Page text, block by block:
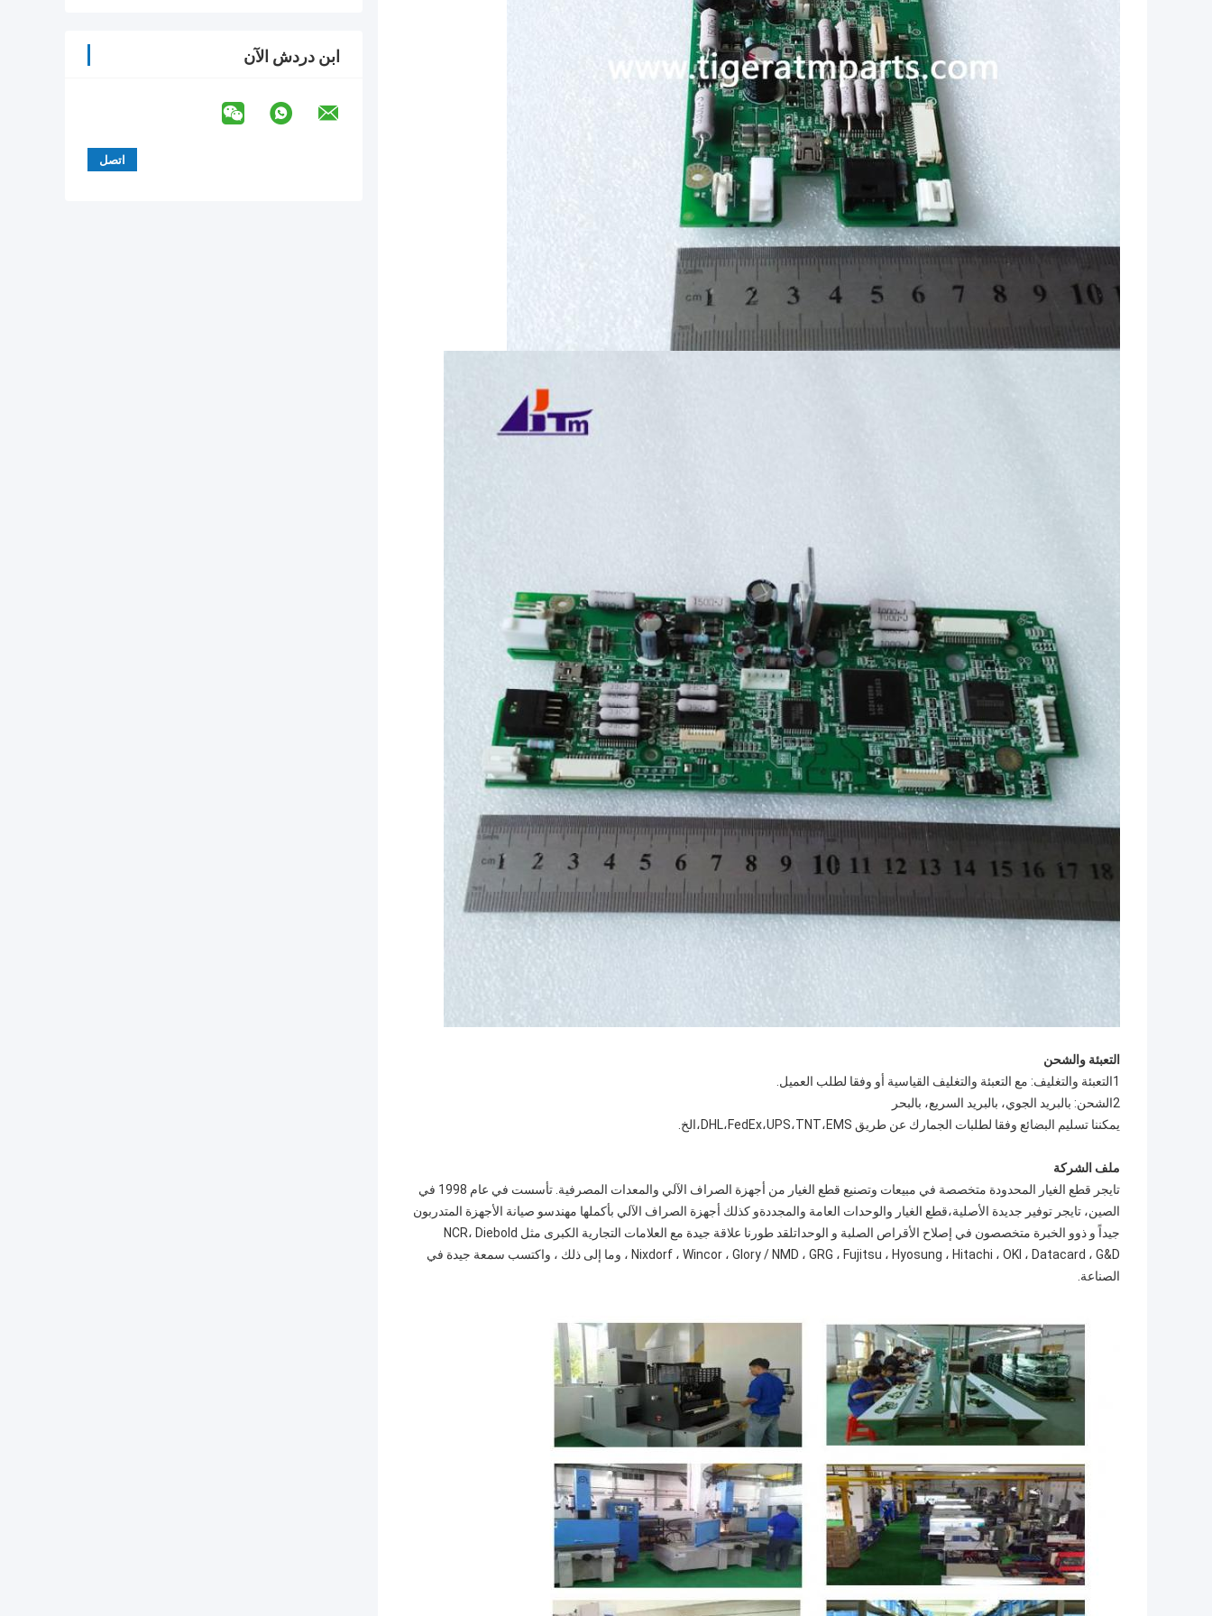
ابن دردش الآن
التعبئة والشحن
1التعبئة والتغليف: مع التعبئة والتغليف القياسية أو وفقا لطلب العميل.
2الشحن: بالبريد الجوي، بالبريد السريع، بالبحر
يمكننا تسليم البضائع وفقا لطلبات الجمارك عن طريق DHL،FedEx،UPS،TNT،EMS،الخ.
ملف الشركة
تايجر قطع الغيار المحدودة متخصصة في مبيعات وتصنيع قطع الغيار من أجهزة الصراف الآلي والمعدات المصرفية. تأسست في عام 1998 في
الصين، تايجر توفير جديدة الأصلية،قطع الغيار والوحدات العامة والمجددةو كذلك أجهزة الصراف الآلي بأكملها مهندسو صيانة الأجهزة المتدربون
جيداً و ذوو الخبرة متخصصون في إصلاح الأقراص الصلبة و الوحداتلقد طورنا علاقة جيدة مع العلامات التجارية الكبرى مثل NCR، Diebold
Nixdorf ، Wincor ، Glory / NMD ، GRG ، Fujitsu ، Hyosung ، Hitachi ، OKI ، Datacard ، G&D ، وما إلى ذلك ، واكتسب سمعة جيدة في
الصناعة.